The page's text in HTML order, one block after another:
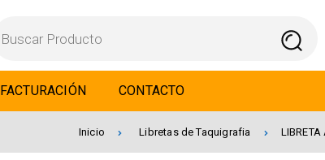
FACTURACIÓN CONTACTO
Inicio Libretas de Taquigrafia LIBRETA